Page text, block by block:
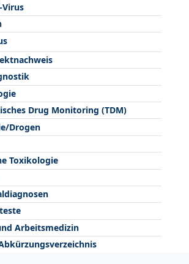
Virus
Drug Monitoring (TDM)
Drogen
Toxikologie
Arbeitsmedizin